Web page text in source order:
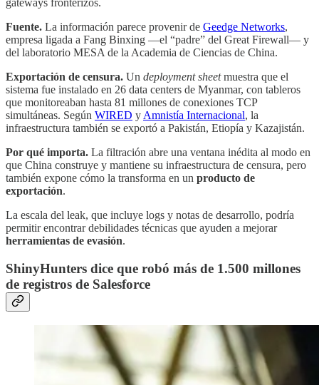
gateways fronterizos.
Fuente. La información parece provenir de Geedge Networks,
empresa ligada a Fang Binxing —el “padre” del Great Firewall— y
del laboratorio MESA de la Academia de Ciencias de China.
Exportación de censura. Un deployment sheetmuestra que el
sistema fue instalado en 26 data centers de Myanmar, con tableros
que monitoreaban hasta 81 millones de conexiones TCP
simultáneas. Según WIRED y Amnistía Internacional, la
infraestructura también se exportó a Pakistán, Etiopía y Kazajistán.
Por qué importa. La filtración abre una ventana inédita al modo en
que China construye y mantiene su infraestructura de censura, pero
también expone cómo la transforma en un producto de
exportación.
La escala del leak, que incluye logs y notas de desarrollo, podría
permitir encontrar debilidades técnicas que ayuden a mejorar
herramientas de evasión.
ShinyHunters dice que robó más de 1.500 millones
de registros de Salesforce